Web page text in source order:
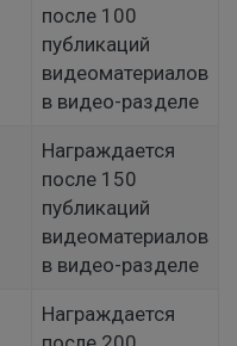
после 100
публикаций
видеоматериалов
в видео-разделе
Награждается
после 150
публикаций
видеоматериалов
в видео-разделе
Награждается